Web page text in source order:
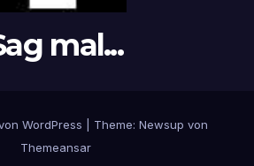
mal...
WordPress
Theme: Newsup von
Themeansar